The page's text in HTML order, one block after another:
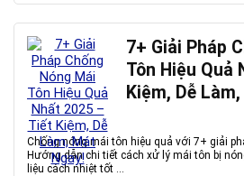
7+ Giải Pháp
Tôn Hiệu Quả
Kiệm, Dễ
Chống nóng mái tôn hiệu quả với 7+ giải
Hướng dẫn chi tiết cách xử lý mái tôn bị
liệu cách nhiệt tốt ...